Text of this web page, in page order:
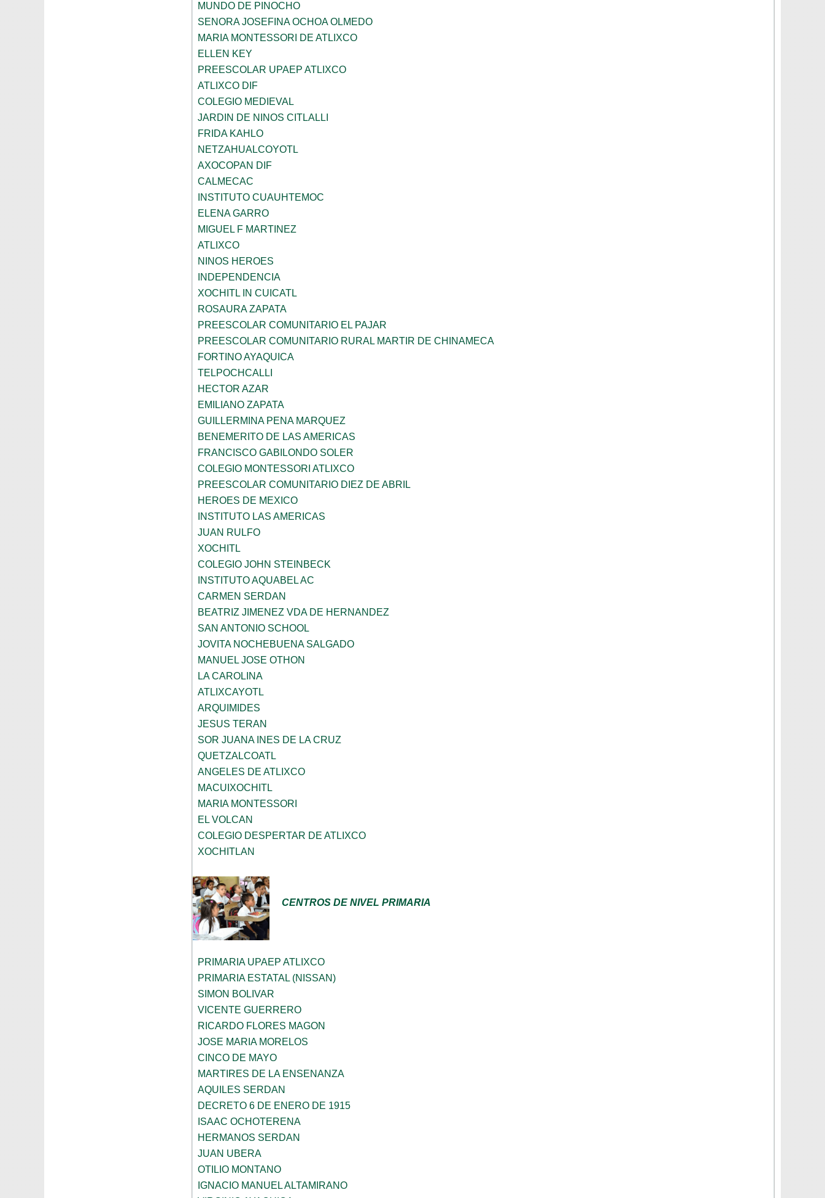
MUNDO DE PINOCHO
SENORA JOSEFINA OCHOA OLMEDO
MARIA MONTESSORI DE ATLIXCO
ELLEN KEY
PREESCOLAR UPAEP ATLIXCO
ATLIXCO DIF
COLEGIO MEDIEVAL
JARDIN DE NINOS CITLALLI
FRIDA KAHLO
NETZAHUALCOYOTL
AXOCOPAN DIF
CALMECAC
INSTITUTO CUAUHTEMOC
ELENA GARRO
MIGUEL F MARTINEZ
ATLIXCO
NINOS HEROES
INDEPENDENCIA
XOCHITL IN CUICATL
ROSAURA ZAPATA
PREESCOLAR COMUNITARIO EL PAJAR
PREESCOLAR COMUNITARIO RURAL MARTIR DE CHINAMECA
FORTINO AYAQUICA
TELPOCHCALLI
HECTOR AZAR
EMILIANO ZAPATA
GUILLERMINA PENA MARQUEZ
BENEMERITO DE LAS AMERICAS
FRANCISCO GABILONDO SOLER
COLEGIO MONTESSORI ATLIXCO
PREESCOLAR COMUNITARIO DIEZ DE ABRIL
HEROES DE MEXICO
INSTITUTO LAS AMERICAS
JUAN RULFO
XOCHITL
COLEGIO JOHN STEINBECK
INSTITUTO AQUABEL AC
CARMEN SERDAN
BEATRIZ JIMENEZ VDA DE HERNANDEZ
SAN ANTONIO SCHOOL
JOVITA NOCHEBUENA SALGADO
MANUEL JOSE OTHON
LA CAROLINA
ATLIXCAYOTL
ARQUIMIDES
JESUS TERAN
SOR JUANA INES DE LA CRUZ
QUETZALCOATL
ANGELES DE ATLIXCO
MACUIXOCHITL
MARIA MONTESSORI
EL VOLCAN
COLEGIO DESPERTAR DE ATLIXCO
XOCHITLAN
CENTROS DE NIVEL PRIMARIA
PRIMARIA UPAEP ATLIXCO
PRIMARIA ESTATAL (NISSAN)
SIMON BOLIVAR
VICENTE GUERRERO
RICARDO FLORES MAGON
JOSE MARIA MORELOS
CINCO DE MAYO
MARTIRES DE LA ENSENANZA
AQUILES SERDAN
DECRETO 6 DE ENERO DE 1915
ISAAC OCHOTERENA
HERMANOS SERDAN
JUAN UBERA
OTILIO MONTANO
IGNACIO MANUEL ALTAMIRANO